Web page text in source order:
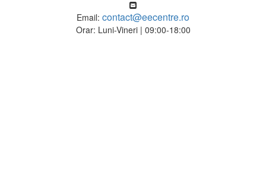
Email: contact@eecentre.ro
Orar: Luni-Vineri | 09:00-18:00